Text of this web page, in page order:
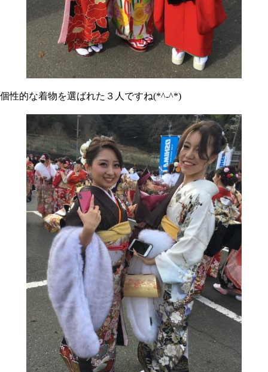
個性的な着物を選ばれた３人ですね(*^-^*)